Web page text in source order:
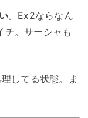
。Ex2ならなん
チ。サーシャも
してる状態。ま